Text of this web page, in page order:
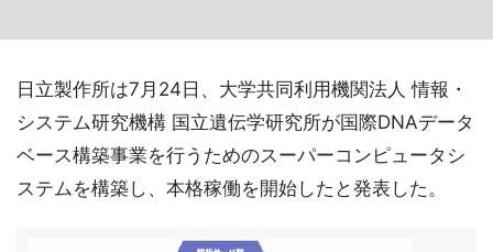
日立製作所は7月24日、大学共同利用機関法人 情報・
システム研究機構 国立遺伝学研究所が国際DNAデータ
ベース構築事業を行うためのスーパーコンピュータシ
ステムを構築し、本格稼働を開始したと発表した。